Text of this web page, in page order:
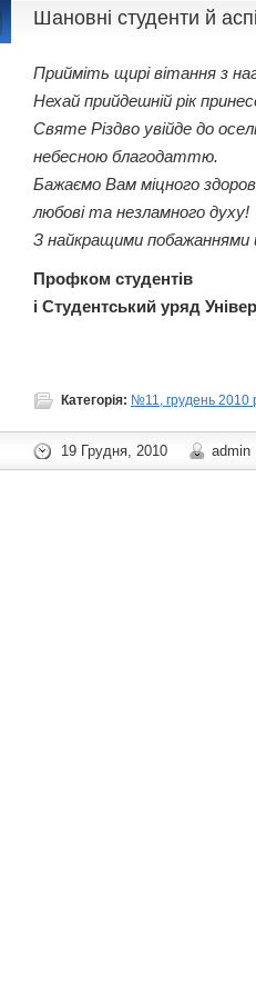
Шановні студенти й
Прийміть щирі вітання з
Нехай прийдешній рік
Святе Різдво увійде до
небесною благодаттю.
Бажаємо Вам міцного
любові та незламного духу!
З найкращими побажаннями
Профком студентів
і Студентський уряд
Категорія: №11, грудень 2010
19 Грудня, 2010 admin